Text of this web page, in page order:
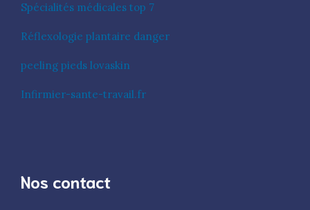
Spécialités médicales top 7
Réflexologie plantaire danger
peeling pieds lovaskin
Infirmier-sante-travail.fr
Nos contact